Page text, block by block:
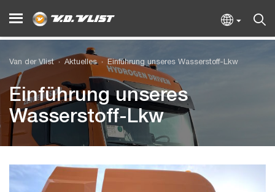
Van der Vlist Aktuelles Einführung unseres Wasserstoff-Lkw
Einführung unseres
Wasserstoff-Lkw